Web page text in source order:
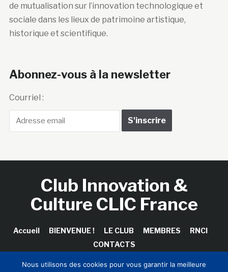
de mutualisation sur l’innovation technologique et
sociale dans les lieux de patrimoine artistique,
historique et scientifique.
Abonnez-vous à la newsletter
Courriel :
Club Innovation &
Culture CLIC France
Accueil BIENVENUE ! LE CLUB MEMBRES
RNCI
CONTACTS
Nous utilisons des cookies pour vous garantir la meilleure